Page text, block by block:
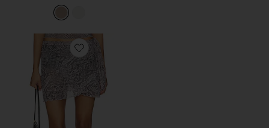
Favorite SYLVIE ミニスカート